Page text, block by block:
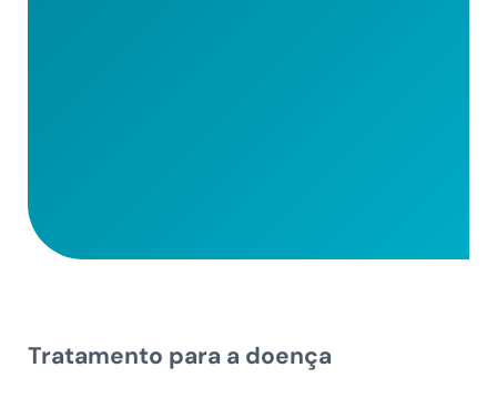
Tratamento para a doença